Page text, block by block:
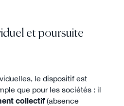
et poursuite
le dispositif est
que pour les sociétés : il
collectif(absence